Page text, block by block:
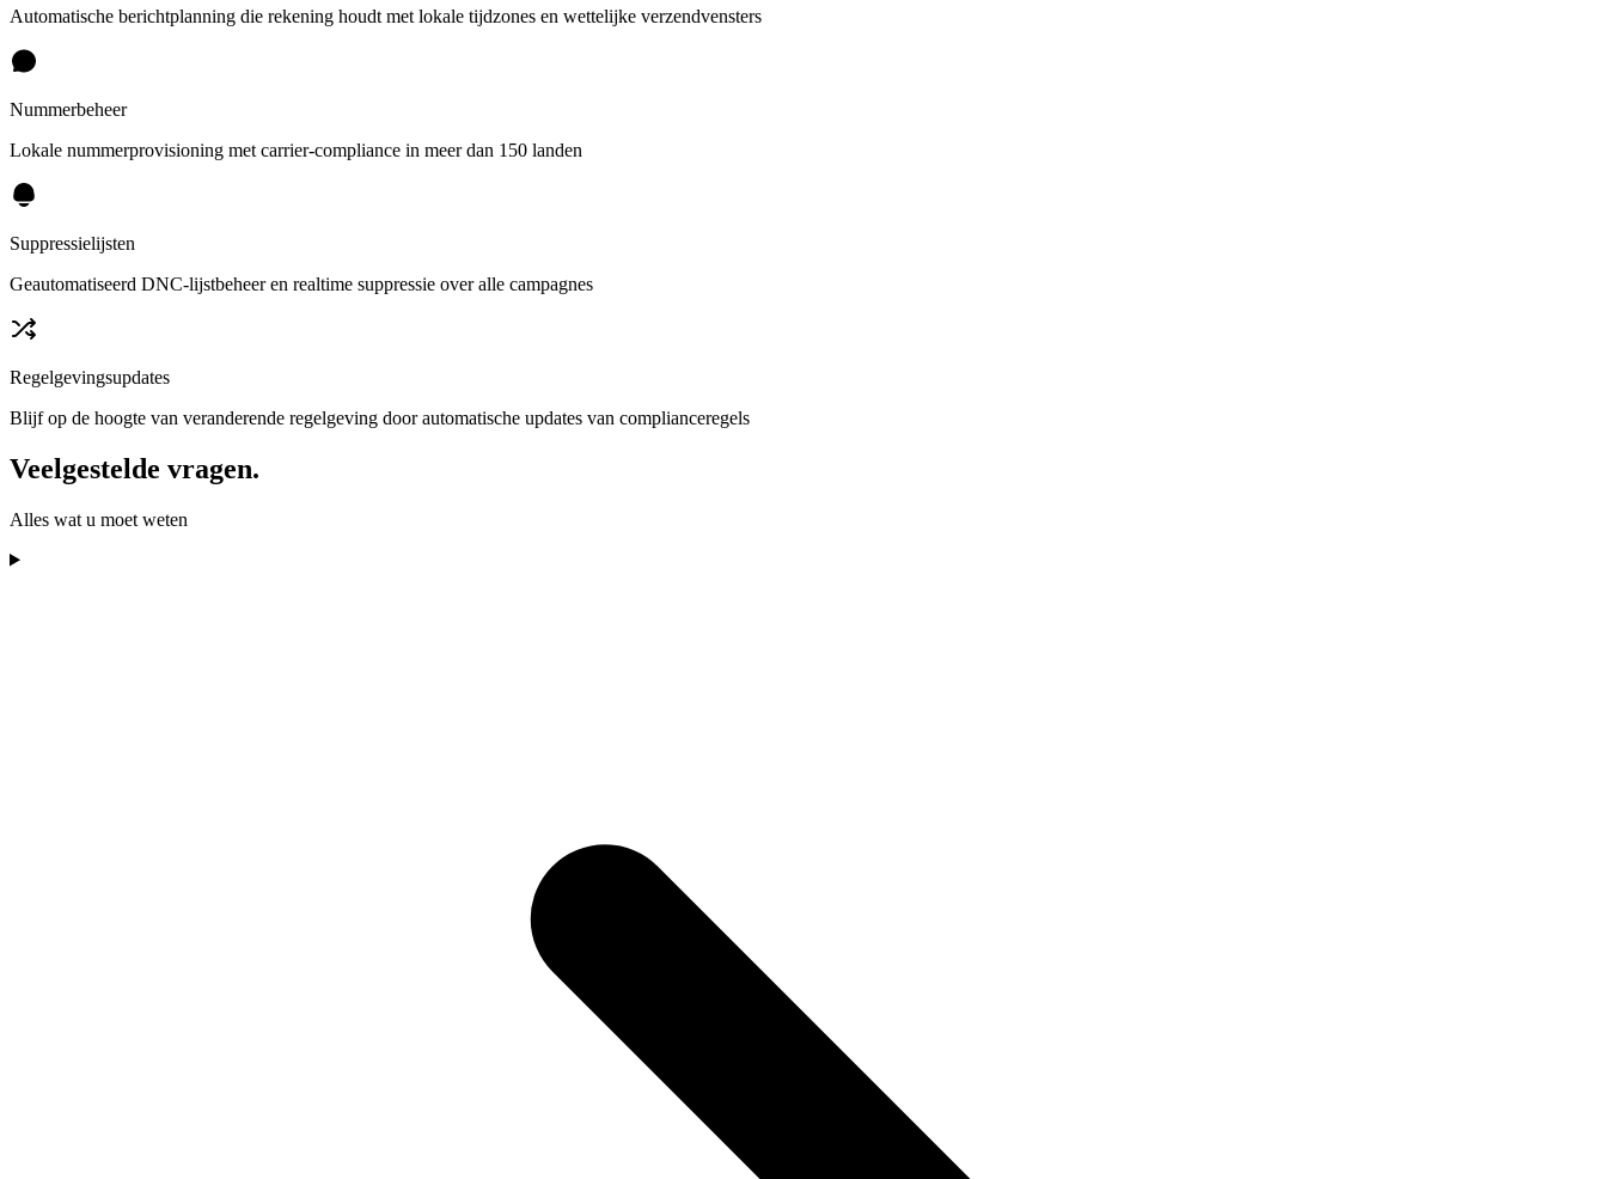
Automatische berichtplanning die rekening houdt met lokale tijdzones en wettelijke verzendvensters
Nummerbeheer
Lokale nummerprovisioning met carrier-compliance in meer dan 150 landen
Suppressielijsten
Geautomatiseerd DNC-lijstbeheer en realtime suppressie over alle campagnes
Regelgevingsupdates
Blijf op de hoogte van veranderende regelgeving door automatische updates van complianceregels
Veelgestelde vragen.
Alles wat u moet weten